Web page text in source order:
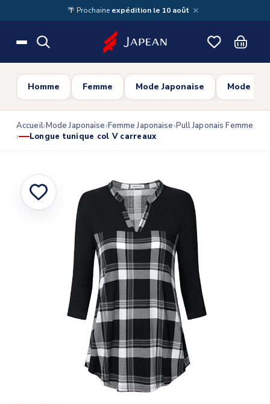
Skip to main content🌴 Prochaine expédition le 10 août ×
Homme Femme Mode Japonaise Mode
Accueil Mode Japonaise Femme Japonaise Pull Japonais Femme
Longue tunique col V carreaux